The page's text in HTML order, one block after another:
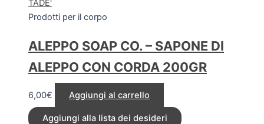
TADE'
Prodotti per il corpo
ALEPPO SOAP CO. – SAPONE DI
ALEPPO CON CORDA 200GR
6,00€ Aggiungi al carrello
Aggiungi alla lista dei desideri